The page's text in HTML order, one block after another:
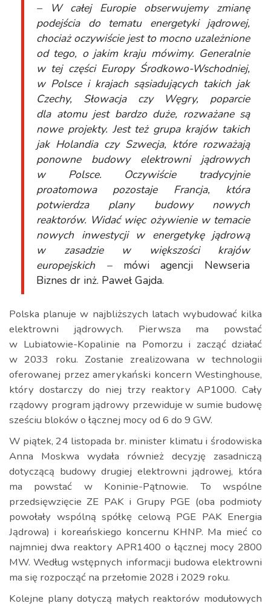
– W całej Europie obserwujemy zmianę
podejścia do tematu energetyki jądrowej,
chociaż oczywiście jest to mocno uzależnione
od tego, o jakim kraju mówimy. Generalnie
w tej części Europy Środkowo-Wschodniej,
w Polsce i krajach sąsiadujących takich jak
Czechy, Słowacja czy Węgry, poparcie
dla atomu jest bardzo duże, rozważane są
nowe projekty. Jest też grupa krajów takich
jak Holandia czy Szwecja, które rozważają
ponowne budowy elektrowni jądrowych
w Polsce. Oczywiście tradycyjnie
proatomowa pozostaje Francja, która
potwierdza plany budowy nowych
reaktorów. Widać więc ożywienie w temacie
nowych inwestycji w energetykę jądrową
w zasadzie w większości krajów
europejskich –mówi agencji Newseria
Biznes dr inż. Paweł Gajda.
Polska planuje w najbliższych latach wybudować kilka
elektrowni jądrowych. Pierwsza ma powstać
w Lubiatowie-Kopalinie na Pomorzu i zacząć działać
w 2033 roku. Zostanie zrealizowana w technologii
oferowanej przez amerykański koncern Westinghouse,
który dostarczy do niej trzy reaktory AP1000. Cały
rządowy program jądrowy przewiduje w sumie budowę
sześciu bloków o łącznej mocy od 6 do 9 GW.
W piątek, 24 listopada br. minister klimatu i środowiska
Anna Moskwa wydała również decyzję zasadniczą
dotyczącą budowy drugiej elektrowni jądrowej, która
ma powstać w Koninie-Pątnowie. To wspólne
przedsięwzięcie ZE PAK i Grupy PGE (oba podmioty
powołały wspólną spółkę celową PGE PAK Energia
Jądrowa) i koreańskiego koncernu KHNP. Ma mieć co
najmniej dwa reaktory APR1400 o łącznej mocy 2800
MW. Według wstępnych informacji budowa elektrowni
ma się rozpocząć na przełomie 2028 i 2029 roku.
Kolejne plany dotyczą małych reaktorów modułowych